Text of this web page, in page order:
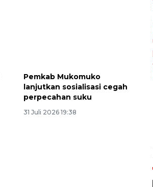
Pemkab Mukomuko
lanjutkan sosialisasi cegah
perpecahan suku
31 Juli 2026 19:38